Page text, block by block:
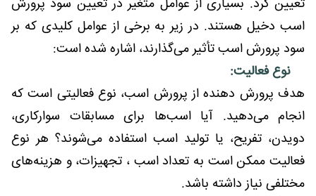
تعیین کرد. بسیاری از عوامل متغیر در تعیین سود پرورش
اسب دخیل هستند. در زیر به برخی از عوامل کلیدی که بر
سود پرورش اسب تأثیر می‌گذارند، اشاره شده است:
نوع فعالیت:
هدف پرورش دهنده از پرورش اسب، نوع فعالیتی است که
انجام می‌دهید. آیا اسب‌ها برای مسابقات سوارکاری،
دویدن، تفریح، یا تولید اسب استفاده می‌شوند؟ هر نوع
فعالیت ممکن است به تعداد اسب‌ ، تجهیزات، و هزینه‌های
مختلفی نیاز داشته باشد.